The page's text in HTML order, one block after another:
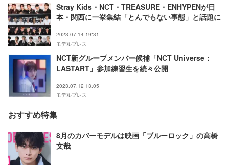
Stray Kids・NCT・TREASURE・ENHYPENが日
本・関西に一挙集結「とんでもない事態」と話題に
2023.07.14 19:31
モデルプレス
NCT新グループメンバー候補「NCT Universe：
LASTART」参加練習生を続々公開
2023.07.12 13:05
モデルプレス
おすすめ特集
8月のカバーモデルは映画「ブルーロック」の高橋
文哉